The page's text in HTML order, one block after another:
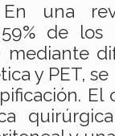
una
de los
mediante
y PET,